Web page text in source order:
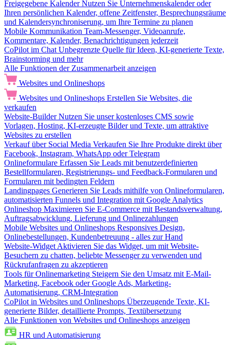
Freigegebene Kalender Nutzen Sie Unternehmenskalender oder
Ihren persönlichen Kalender, offene Zeitfenster, Besprechungsräume
und Kalendersynchroniserung, um Ihre Termine zu planen
Mobile Kommunikation Team-Messenger, Videoanrufe,
Kommentare, Kalender, Benachrichtigungen jederzeit
CoPilot im Chat Unbegrenzte Quelle für Ideen, KI-generierte Texte,
Brainstorming und mehr
Alle Funktionen der Zusammenarbeit anzeigen
Websites und Onlineshops
Websites und Onlineshops Erstellen Sie Websites, die
verkaufen
Website-Builder Nutzen Sie unser kostenloses CMS sowie
Vorlagen, Hosting, KI-erzeugte Bilder und Texte, um attraktive
Websites zu erstellen
Verkauf über Social Media Verkaufen Sie Ihre Produkte direkt über
Facebook, Instagram, WhatsApp oder Telegram
Onlineformulare Erfassen Sie Leads mit benutzerdefinierten
Bestellformularen, Registrierungs- und Feedback-Formularen und
Formularen mit bedingten Feldern
Landingpages Generieren Sie Leads mithilfe von Onlineformularen,
automatisierten Funnels und Integration mit Google Analytics
Onlineshop Maximieren Sie E-Commerce mit Bestandsverwaltung,
Auftragsabwicklung, Lieferung und Onlinezahlungen
Mobile Websites und Onlineshops Responsives Design,
Onlinebestellungen, Kundenbetreuung - alles zur Hand
Website-Widget Aktivieren Sie das Widget, um mit Website-
Besuchern zu chatten, beliebte Messenger zu verwenden und
Rückrufanfragen zu akzeptieren
Tools für Onlinemarketing Steigern Sie den Umsatz mit E-Mail-
Marketing, Facebook oder Google Ads, Marketing-
Automatisierung, CRM-Integration
CoPilot in Websites und Onlineshops Überzeugende Texte, KI-
generierte Bilder, detaillierte Prompts, Textübersetzung
Alle Funktionen von Websites und Onlineshops anzeigen
HR und Automatisierung